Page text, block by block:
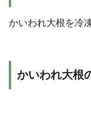
かいわれ大根を冷
かいわれ大根